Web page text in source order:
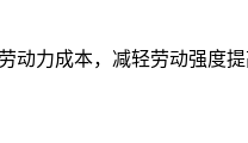
力成本，减轻劳动强度提